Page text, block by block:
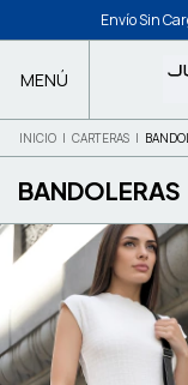
Envío Sin
MENÚ
INICIO | CARTERAS |
BANDOLERAS